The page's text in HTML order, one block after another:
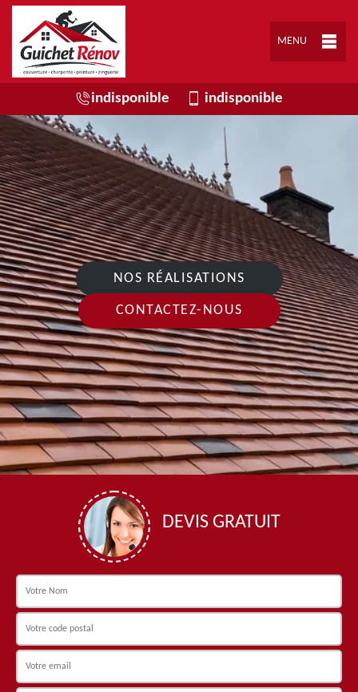
MENU
indisponible indisponible
NOS RÉALISATIONS
CONTACTEZ-NOUS
DEVIS GRATUIT